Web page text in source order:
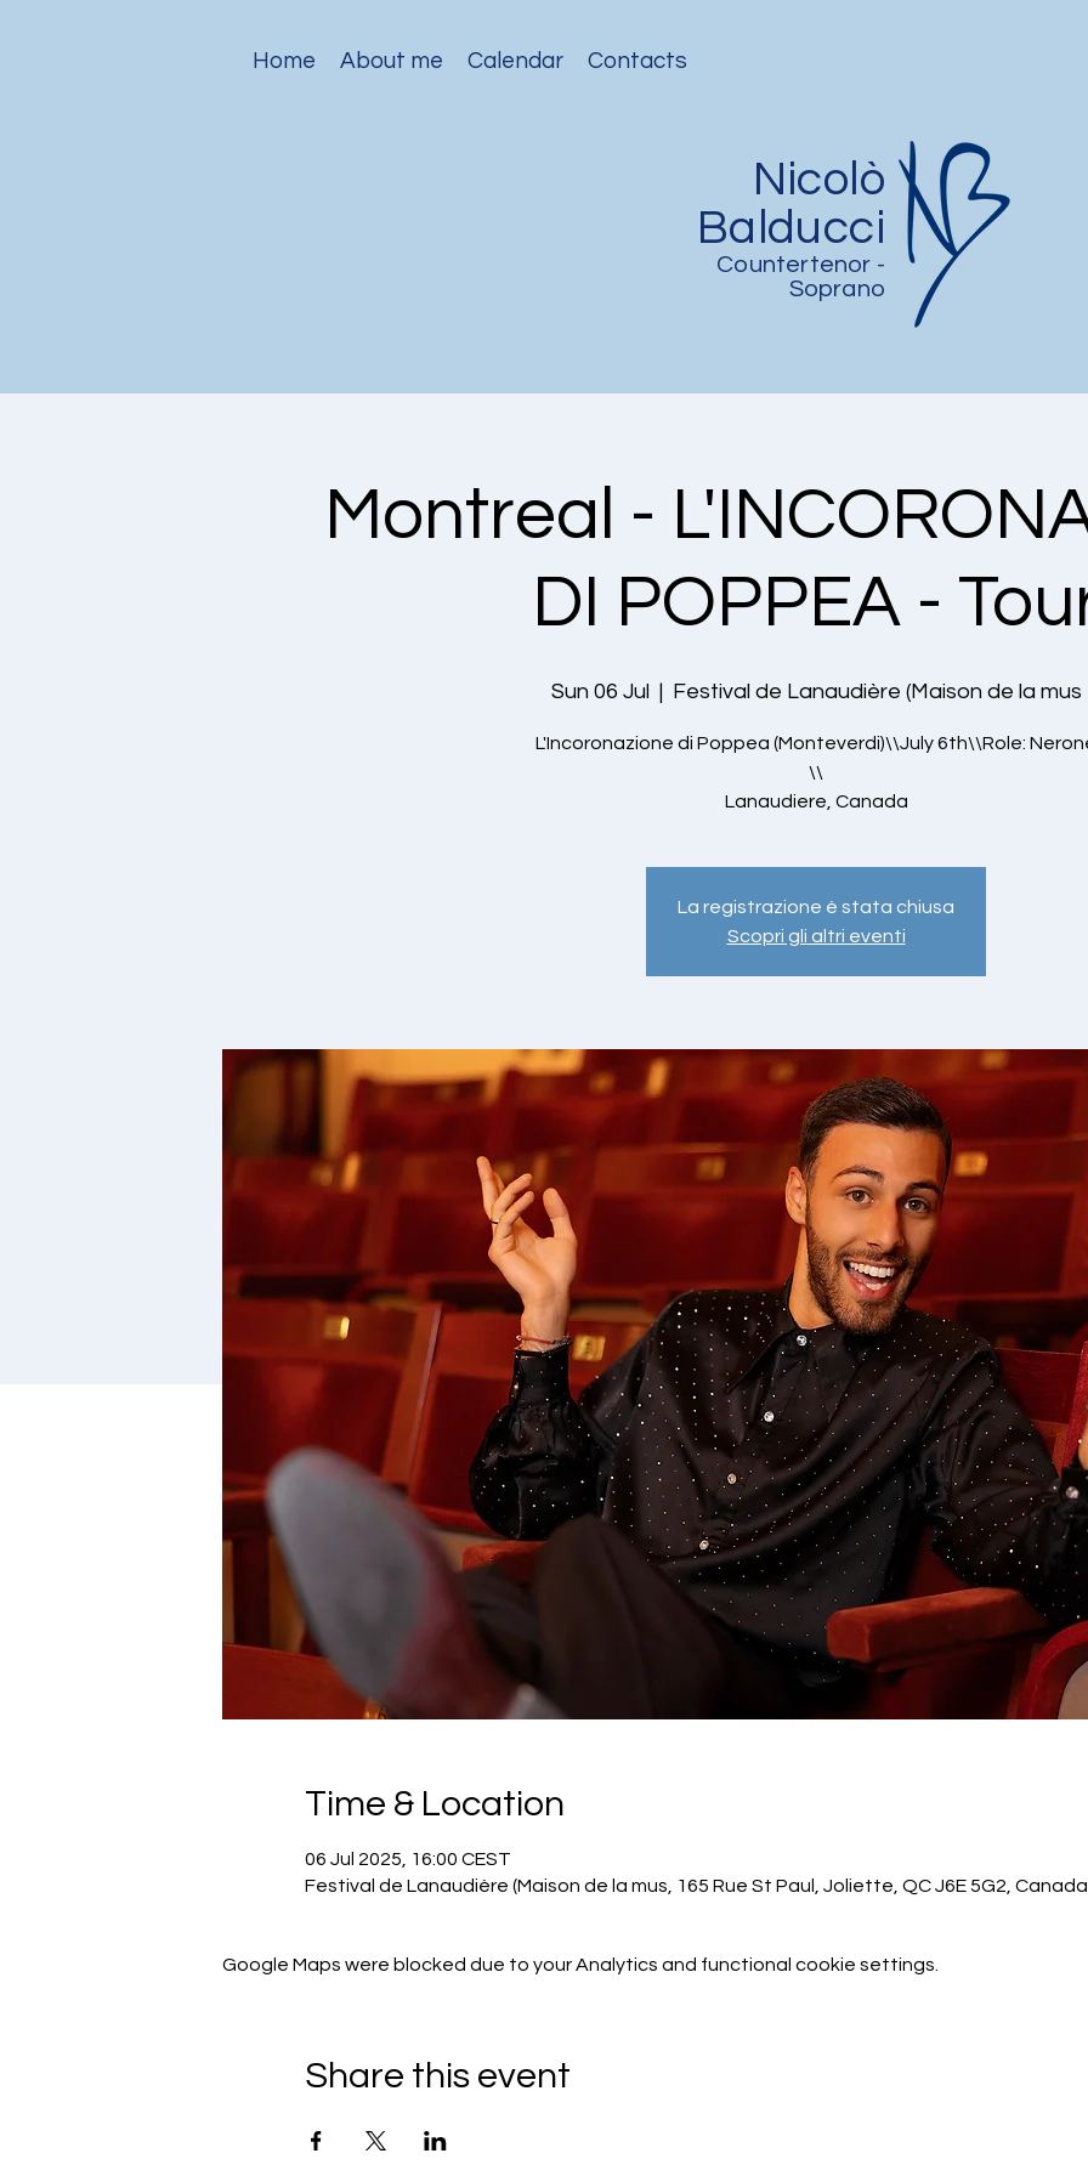
Home About me Calendar Contacts
Nicolò
Balducci
Countertenor -
Soprano
Montreal -
DI POPPEA -
Sun 06 Jul
  |
Festival de Lanaudière (Maison de la mus
L'Incoronazione di Poppea (Monteverdi)\\July 6th\\Role:
\\
Lanaudiere, Canada
La registrazione è stata chiusa
Scopri gli altri eventi
Time & Location
06 Jul 2025, 16:00 CEST
Festival de Lanaudière (Maison de la mus, 165 Rue St Paul, Joliette, QC J6E 5G2, Canada
Google Maps were blocked due to your Analytics and functional cookie settings.
Share this event